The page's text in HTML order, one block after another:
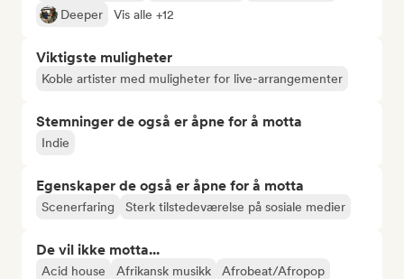
Deeper
Vis alle +12
Viktigste muligheter
Koble artister med muligheter for live-arrangementer
Stemninger de også er åpne for å motta
Indie
Egenskaper de også er åpne for å motta
Scenerfaring Sterk tilstedeværelse på sosiale medier
De vil ikke motta...
Acid house Afrikansk musikk
Afrobeat/Afropop